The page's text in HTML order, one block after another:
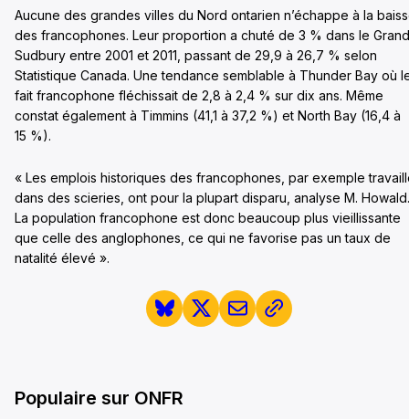
Aucune des grandes villes du Nord ontarien n’échappe à la
des francophones. Leur proportion a chuté de 3 % dans le Grand
Sudbury entre 2001 et 2011, passant de 29,9 à 26,7 % selon
Statistique Canada. Une tendance semblable à Thunder Bay où
fait francophone fléchissait de 2,8 à 2,4 % sur dix ans. Même
constat également à Timmins (41,1 à 37,2 %) et North Bay (16,4 à
15 %).
« Les emplois historiques des francophones, par exemple
dans des scieries, ont pour la plupart disparu, analyse M. Howald.
La population francophone est donc beaucoup plus vieillissante
que celle des anglophones, ce qui ne favorise pas un taux de
natalité élevé ».
Populaire sur ONFR